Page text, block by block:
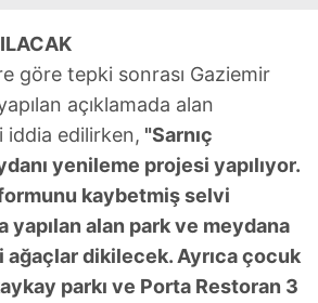
göre tepki sonrası Gaziemir
açıklamada alan
iddia edilirken, "Sarnıç
yenileme projesi yapılıyor.
kaybetmiş selvi
yapılan alan park ve meydana
ağaçlar dikilecek. Ayrıca çocuk
parkı ve Porta Restoran 3